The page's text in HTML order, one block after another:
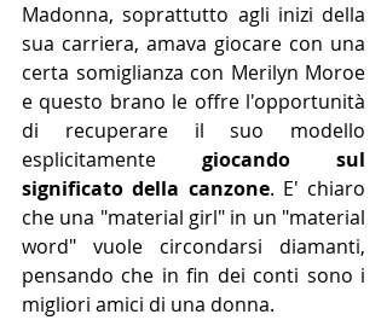
Madonna, soprattutto agli inizi della
sua carriera, amava giocare con una
certa somiglianza con Merilyn Moroe
e questo brano le offre l'opportunità
di recuperare il suo modello
esplicitamente giocando sul
significato della canzone. E' chiaro
che una "material girl" in un "material
word" vuole circondarsi diamanti,
pensando che in fin dei conti sono i
migliori amici di una donna.